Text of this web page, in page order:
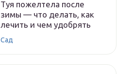
Туя пожелтела после
зимы — что делать, как
лечить и чем удобрять
Сад